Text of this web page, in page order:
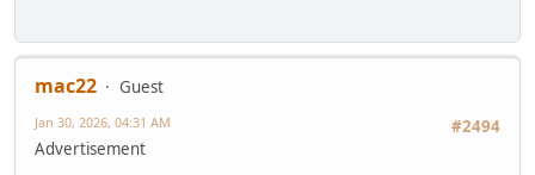
mac22
Guest
#2494
Jan 30, 2026, 04:31 AM
Advertisement